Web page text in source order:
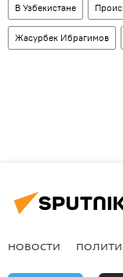
В Узбекистане
Жасурбек Ибрагимов
НОВОСТИ